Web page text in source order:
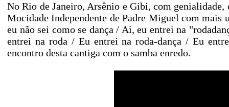
No Rio de Janeiro, Arsênio e Gibi, com
Mocidade Independente de Padre Miguel com
eu não sei como se dança / Ai, eu entrei na
entrei na roda / Eu entrei na roda-dança / Eu
encontro desta cantiga com o samba enredo.